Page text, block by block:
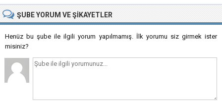
ŞUBEYORUM VE ŞIKAYETLER
Henüz bu şube ile ilgili yorum yapılmamış. İlk yorumu siz girmek ister
misiniz?